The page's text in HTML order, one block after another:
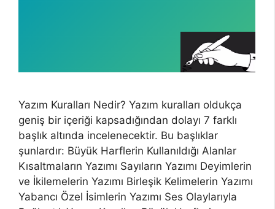
Yazım Kuralları Nedir? Yazım kuralları oldukça
geniş bir içeriği kapsadığından dolayı 7 farklı
başlık altında incelenecektir. Bu başlıklar
şunlardır: Büyük Harflerin Kullanıldığı Alanlar
Kısaltmaların Yazımı Sayıların Yazımı Deyimlerin
ve İkilemelerin Yazımı Birleşik Kelimelerin Yazımı
Yabancı Özel İsimlerin Yazımı Ses Olaylarıyla